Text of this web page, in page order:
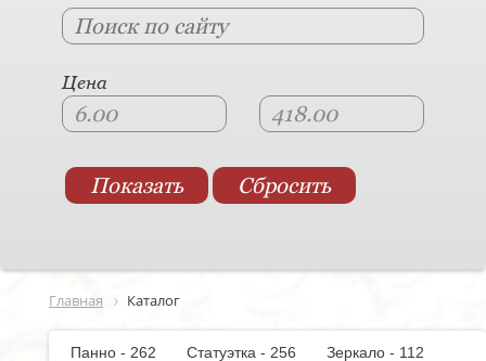
Цена
Главная Каталог
Панно - 262 Статуэтка - 256
Зеркало - 112